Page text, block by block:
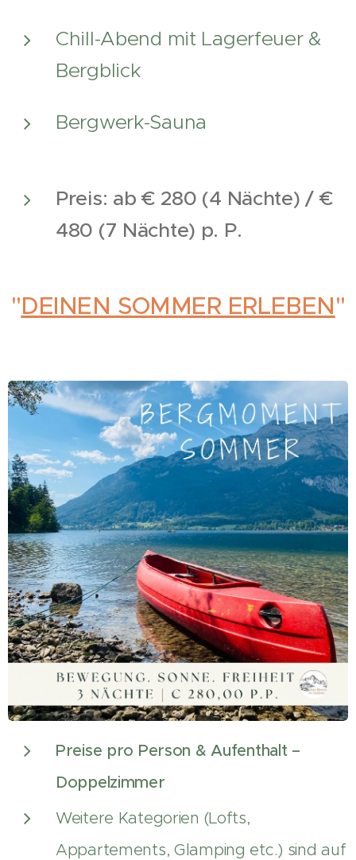
Chill-Abend mit Lagerfeuer &
Bergblick
Bergwerk-Sauna
Preis: ab € 280 (4 Nächte) / €
480 (7 Nächte) p. P.
"DEINEN SOMMER ERLEBEN"
Preise pro Person & Aufenthalt –
Doppelzimmer
Weitere Kategorien (Lofts,
Appartements, Glamping etc.) sind auf